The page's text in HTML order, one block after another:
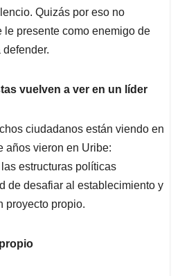
Quizás por eso no
le presente como enemigo de
vuelven a ver en un líder
ciudadanos están viendo en
años vieron en Uribe:
estructuras políticas
de desafiar al establecimiento y
proyecto propio.